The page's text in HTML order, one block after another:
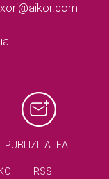
PUBLIZITATEA
RSS